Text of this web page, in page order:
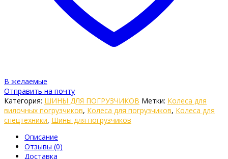
В желаемые
Отправить на почту
Категория: ШИНЫ ДЛЯ ПОГРУЗЧИКОВ Метки: Колеса для
вилочных погрузчиков, Колеса для погрузчиков, Колеса для
спецтехники, Шины для погрузчиков
Описание
Отзывы (0)
Доставка